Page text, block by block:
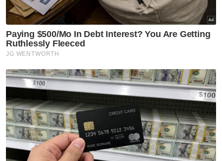
"Bagi Selangor dan Johor, sektor
perkhidmatan berkembang masing-masing
6.1 peratus dan 5.4 peratus didorong
pertumbuhan subsektor utiliti,
pengangkutan dan penyimpanan dan
maklumat dan komunikasi.
"Sementara itu, bagi Pahang,
pengembangan sektor ini sebanyak enam
peratus disokong oleh perdagangan borong
dan runcit, makanan dan minuman dan